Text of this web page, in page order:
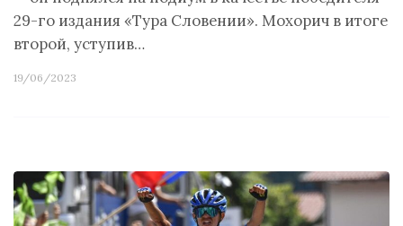
29-го издания «Тура Словении». Мохорич в итоге
второй, уступив…
19/06/2023